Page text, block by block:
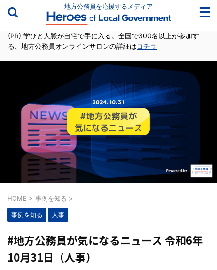
地方公務員を応援するメディア
(PR) 学びと人脈が自宅で手に入る。全国で300名以上が参加す
る、地方公務員オンラインサロンの詳細はコチラ
HOME > 事例を知る >
事例を知る 人事
#地方公務員が気になるニュース 令和6年
10月31日（人事）